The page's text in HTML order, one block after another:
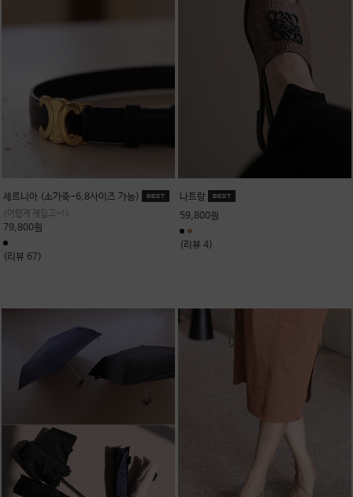
세르니아 (소가죽-6,8사이즈 가능)
(어렵게 재입고~!)
79,800원
(리뷰 67)
나트랑
59,800원
(리뷰 4)